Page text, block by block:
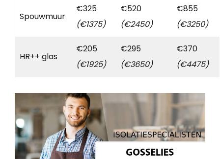
Spouwmuur
€325
(€1375)
€520
(€2450)
€855
(€3250)
HR++ glas
€205
(€1925)
€295
(€3650)
€370
(€4475)